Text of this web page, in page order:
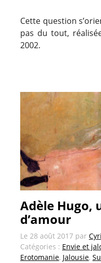
Cette question
pas du tout,
2002.
Adèle Hugo,
d’amour
Le 28 août 2017 par
Catégories : Envie et
Erotomanie, Jalousie,